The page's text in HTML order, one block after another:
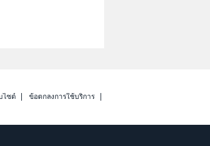
ไซต์
ข้อตกลงการใช้บริการ